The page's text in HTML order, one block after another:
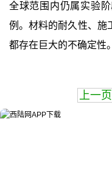
全球范围内仍属实验
例。材料的耐久性、施
都存在巨大的不确定性。
上一页